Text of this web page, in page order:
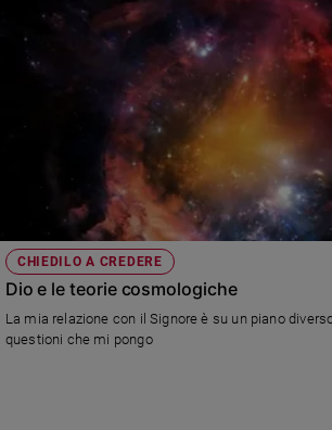
CHIEDILO A CREDERE
Dio e le teorie cosmologiche
La mia relazione con il Signore è su un piano
questioni che mi pongo